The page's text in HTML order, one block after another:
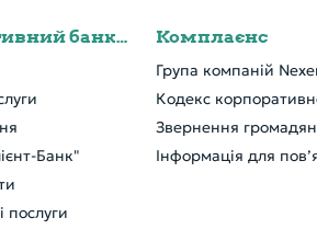
Корпоративний банкінг
Банк"
послуги
Комплаєнс
Звернення громадян